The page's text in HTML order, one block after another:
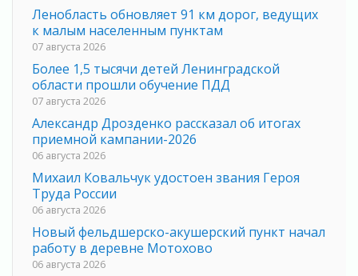
Ленобласть обновляет 91 км дорог, ведущих
к малым населенным пунктам
07 августа 2026
Более 1,5 тысячи детей Ленинградской
области прошли обучение ПДД
07 августа 2026
Александр Дрозденко рассказал об итогах
приемной кампании-2026
06 августа 2026
Михаил Ковальчук удостоен звания Героя
Труда России
06 августа 2026
Новый фельдшерско-акушерский пункт начал
работу в деревне Мотохово
06 августа 2026